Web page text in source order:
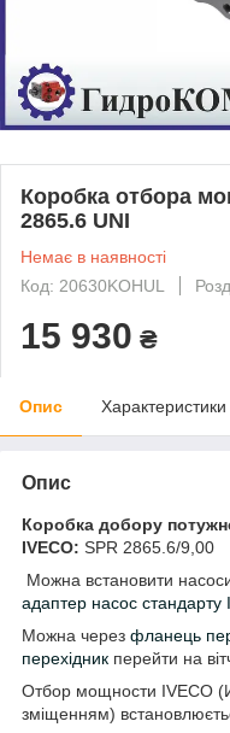
Коробка отбора
2865.6 UNI
Немає в наявності
Код: 20630KOHUL
15 930 ₴
Опис Характеристики
Опис
Коробка добору
IVECO: SPR 2865.6/9,00
Можна встановити
адаптер насос стандарту
Можна через фланець
перехідник перейти на
Отбор мощности IVECO
зміщенням)